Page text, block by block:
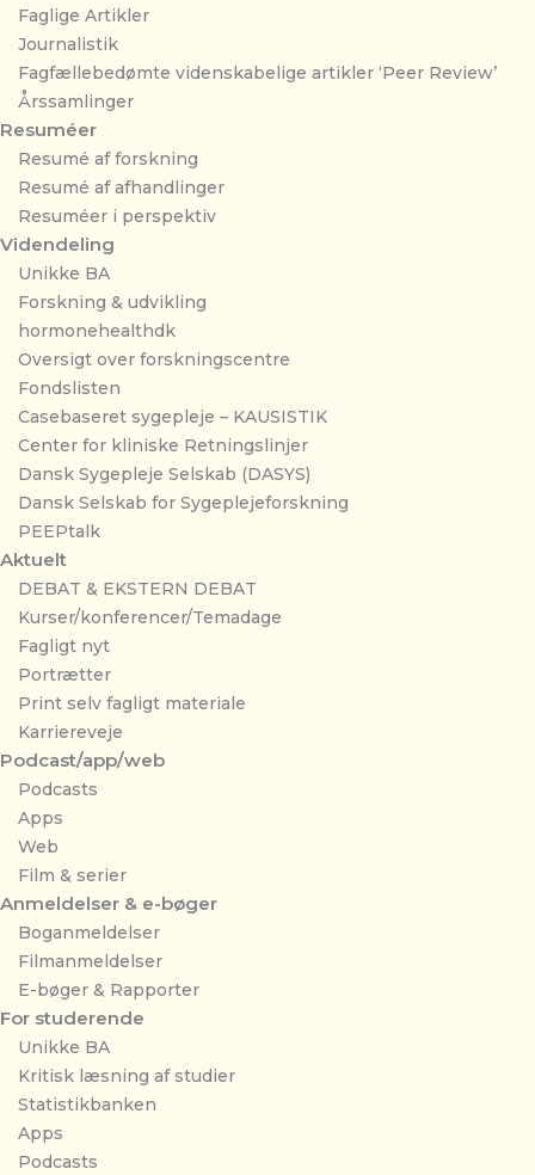
Faglige Artikler
Journalistik
Fagfællebedømte videnskabelige artikler ‘Peer Review’
Årssamlinger
Resuméer
Resumé af forskning
Resumé af afhandlinger
Resuméer i perspektiv
Videndeling
Unikke BA
Forskning & udvikling
hormonehealthdk
Oversigt over forskningscentre
Fondslisten
Casebaseret sygepleje – KAUSISTIK
Center for kliniske Retningslinjer
Dansk Sygepleje Selskab (DASYS)
Dansk Selskab for Sygeplejeforskning
PEEPtalk
Aktuelt
DEBAT & EKSTERN DEBAT
Kurser/konferencer/Temadage
Fagligt nyt
Portrætter
Print selv fagligt materiale
Karriereveje
Podcast/app/web
Podcasts
Apps
Web
Film & serier
Anmeldelser & e-bøger
Boganmeldelser
Filmanmeldelser
E-bøger & Rapporter
For studerende
Unikke BA
Kritisk læsning af studier
Statistikbanken
Apps
Podcasts